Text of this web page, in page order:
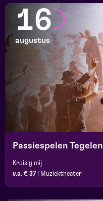
16
augustus
Passiespelen Tegelen
Kruisig mij
v.a. € 37
Muziektheater